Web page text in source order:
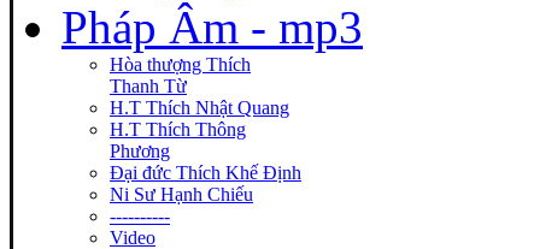
Pháp Âm - mp3
Hòa thượng Thích
Thanh Từ
H.T Thích Nhật Quang
H.T Thích Thông
Phương
Đại đức Thích Khế Định
Ni Sư Hạnh Chiếu
----------
Video